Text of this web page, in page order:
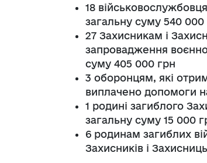
18
загальну суму 540 000
27 Захисникам і
запровадження
суму 405 000 грн
3 оборонцям, які
виплачено допомоги
1 родині загиблого
загальну суму 15 000
6 родинам загиблих
Захисників і